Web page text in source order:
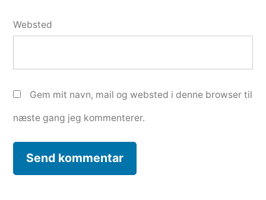
Websted
Gem mit navn, mail og websted i denne browser til
næste gang jeg kommenterer.